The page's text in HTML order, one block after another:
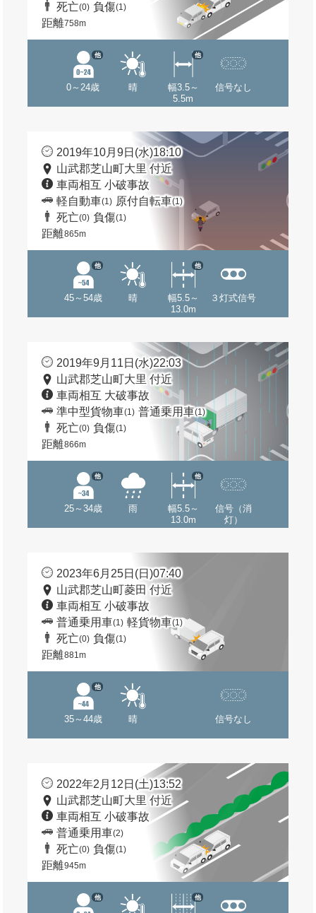
死亡(0) 負傷(1)
距離758m
0～24歳
他
晴
幅3.5～
5.5m
他
信号なし
2019年10月9日(水)18:10
山武郡芝山町大里 付近
車両相互 小破事故
軽自動車(1) 原付自転車(1)
死亡(0) 負傷(1)
距離865m
45～54歳
他
晴
幅5.5～
13.0m
他
３灯式信号
2019年9月11日(水)22:03
山武郡芝山町大里 付近
車両相互 大破事故
準中型貨物車(1) 普通乗用車(1)
死亡(0) 負傷(1)
距離866m
25～34歳
他
雨
幅5.5～
13.0m
他
信号（消
灯）
2023年6月25日(日)07:40
山武郡芝山町菱田 付近
車両相互 小破事故
普通乗用車(1) 軽貨物車(1)
死亡(0) 負傷(1)
距離881m
35～44歳
他
晴 信号なし
2022年2月12日(土)13:52
山武郡芝山町大里 付近
車両相互 小破事故
普通乗用車(2)
死亡(0) 負傷(1)
距離945m
他 他